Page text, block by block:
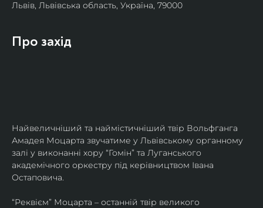
Львів, Львівська область, Україна, 79000
Про захід
Найвеличніший та наймістичніший твір Вольфганга
Амадея Моцарта звучатиме у Львівському органному
залі у виконанні хору “Гомін” та Луганського
академічного оркестру під керівництвом Івана
Остаповича.
“Реквієм” Моцарта – останній твір великого